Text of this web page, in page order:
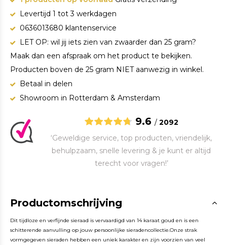
Levertijd 1 tot 3 werkdagen
0636013680 klantenservice
LET OP: wil jij iets zien van zwaarder dan 25 gram?
Maak dan een afspraak om het product te bekijken.
Producten boven de 25 gram NIET aanwezig in winkel.
Betaal in delen
Showroom in Rotterdam & Amsterdam
9.6 / 2092
‘Geweldige service, top producten, vriendelijk,
behulpzaam, snelle levering & je kunt er altijd
terecht voor vragen!’
Productomschrijving
Dit tijdloze en verfijnde sieraad is vervaardigd van 14 karaat goud en is een
schitterende aanvulling op jouw persoonlijke sieradencollectie.Onze strak
vormgegeven sieraden hebben een uniek karakter en zijn voorzien van veel